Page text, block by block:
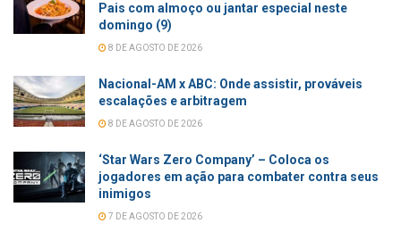
Pais com almoço ou jantar especial neste
domingo (9)
8 DE AGOSTO DE 2026
Nacional-AM x ABC: Onde assistir, prováveis
escalações e arbitragem
8 DE AGOSTO DE 2026
‘Star Wars Zero Company’ – Coloca os
jogadores em ação para combater contra seus
inimigos
7 DE AGOSTO DE 2026